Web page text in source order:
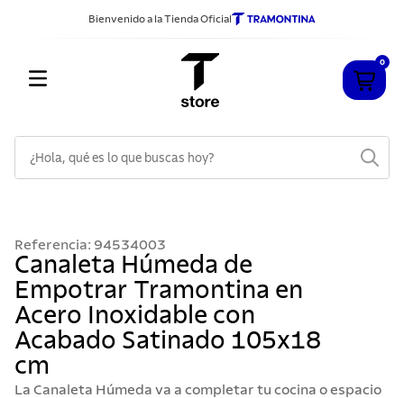
Bienvenido a la Tienda Oficial
0
Referencia: 94534003
Canaleta Húmeda de
Empotrar Tramontina en
Acero Inoxidable con
Acabado Satinado 105x18
cm
La Canaleta Húmeda va a completar tu cocina o espacio
2.
sarten
3.
cubiertos
4.
acero inoxidable
5.
ollas
6.
grano